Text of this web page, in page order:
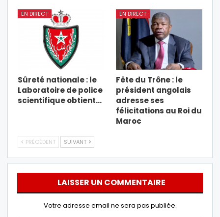
EN DIRECT
Sûreté nationale : le
Laboratoire de police
scientifique obtient…
EN DIRECT
Fête du Trône : le
président angolais
adresse ses
félicitations au Roi du
Maroc
PRÉCÉDENT SUIVANT
LAISSER UN COMMENTAIRE
Votre adresse email ne sera pas publiée.